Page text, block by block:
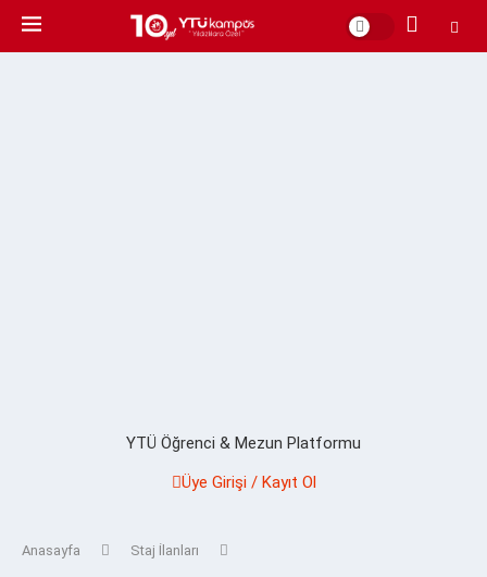
YTÜ Öğrenci & Mezun Platformu
Üye Girişi / Kayıt Ol
Anasayfa Staj İlanları